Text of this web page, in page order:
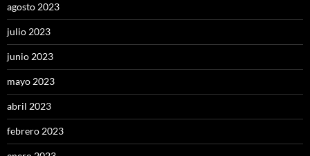
agosto 2023
julio 2023
junio 2023
mayo 2023
abril 2023
febrero 2023